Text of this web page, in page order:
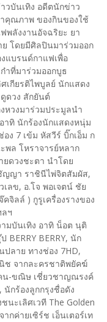
บันเทิง อดีตนักข่าว
คุณภาพ ของกินของใช้
พลังงานอัจฉริยะ ยา
โดยมีศิลปินมาร่วมออก
แบรนด์กาแฟเพื่อ
าที่มาร่วมออกบูธ
กียรติไพบูลย์ นักแสดง
ดวง สักยันต์
วงมาร่วมประมูลนำ
าทิ นักร้องนักแสดงหนุ่ม
ง 7 เข้ม หัสวีร์ บิ๊กเอ็ม ก
พล โหราจารย์หลาก
ดวงชะตา นำโดย
ญญา ราชินีไพ่จิตสัมผัส,
ลข, อ.โจ พอเจตน์ ชัย
จิลล์ ) กูรูเครื่องรางของ
ฯ
มบันเทิง อาทิ น็อต นุติ
BERRY BERRY, นัก
ลาย ทางช่อง 7HD,
ช จากละครชาติพยัคฆ์
คน-ขณิษ เชี่ยวชาญณรงค์
นักร้องลูกกรุงชื่อดัง
นะเลิศเวที The Golden
ค่ายเซิร์ช เอ็นเตอร์เท